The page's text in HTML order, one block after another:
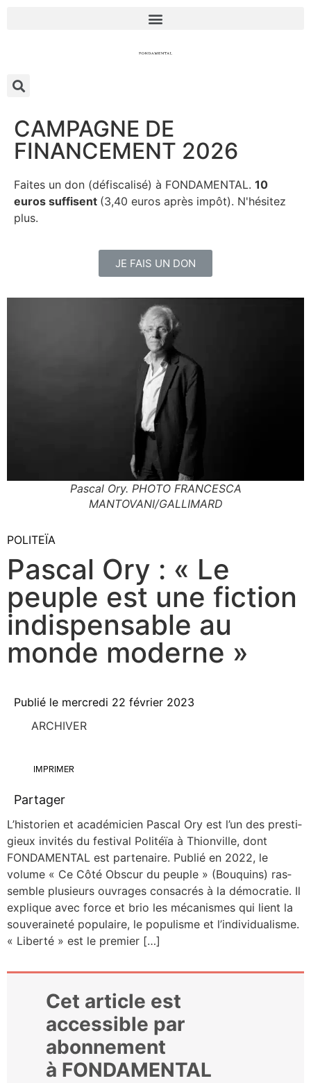
CAMPAGNE DE
FINANCEMENT 2026
Faites un don (défiscalisé) à FONDAMENTAL. 10
euros suffisent (3,40 euros après impôt). N'hésitez
plus.
JE FAIS UN DON
Pascal Ory. PHOTO FRANCESCA
MANTOVANI/GALLIMARD
POLITEÏA
Pascal Ory : « Le
peuple est une fiction
indispensable au
monde moderne »
Publié le mercredi 22 février 2023
ARCHIVER
IMPRIMER
Partager
L’his­to­rien et aca­dé­mi­cien Pas­cal Ory est l’un des pres­ti­
gieux invi­tés du fes­ti­val Poli­téïa à Thion­ville, dont
FONDAMENTAL est par­te­naire. Publié en 2022, le
volume « Ce Côté Obs­cur du peuple » (Bou­quins) ras­
semble plu­sieurs ouvrages consa­crés à la démo­cra­tie. Il
explique avec force et brio les méca­nismes qui lient la
sou­ve­rai­ne­té popu­laire, le popu­lisme et l’individualisme.
« Liber­té » est le premier […]
Cet article est
accessible par
abonnement
à FONDAMENTAL